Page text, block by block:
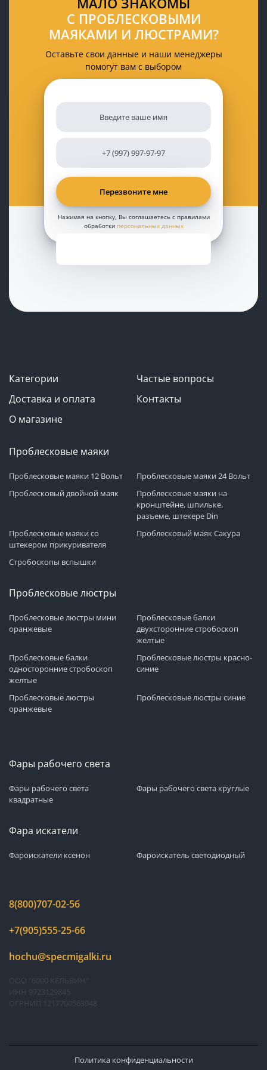
С ПРОБЛЕСКОВЫМИ
МАЯКАМИ И ЛЮСТРАМИ?
Оставьте свои данные и наши менеджеры
помогут вам с выбором
Нажимая на кнопку, Вы соглашаетесь с правилами
обработки персональных данных
Категории
Частые вопросы
Доставка и оплата
Контакты
О магазине
Проблесковые маяки
Проблесковые маяки 12 Вольт
Проблесковые маяки 24 Вольт
Проблесковый двойной маяк
Проблесковые маяки на
кронштейне, шпильке,
разъеме, штекере Din
Проблесковые маяки со
штекером прикуривателя
Проблесковый маяк Сакура
Стробоскопы вспышки
Проблесковые люстры
Проблесковые люстры мини
оранжевые
Проблесковые балки
двухсторонние стробоскоп
желтые
Проблесковые балки
односторонние стробоскоп
желтые
Проблесковые люстры красно-
синие
Проблесковые люстры
оранжевые
Проблесковые люстры синие
Фары рабочего света
Фары рабочего света
квадратные
Фары рабочего света круглые
Фара искатели
Фароискатели ксенон Фароискатель светодиодный
8(800)707-02-56
+7(905)555-25-66
hochu@specmigalki.ru
ООО "6000 КЕЛЬВИН"
ИНН 9723129845
ОГРНИП 1217700563948
Политика конфиденциальности